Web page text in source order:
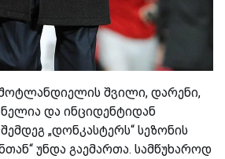
შოტლანდიელის შვილი, დარენი,
და ინციდენტიდან
„დონკასტერს“ სეზონის
უნდა გაემართა. სამწუხაროდ